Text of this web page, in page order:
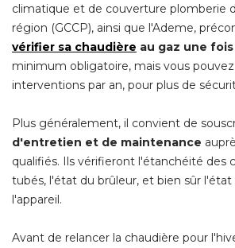
climatique et de couverture plomberie
région (GCCP), ainsi que l'Ademe,
vérifier sa chaudière au gaz une
minimum obligatoire, mais vous
interventions par an, pour plus de
Plus généralement, il convient de
d'entretien et de maintenance
qualifiés. Ils vérifieront l'étanchéité des
tubés, l'état du brûleur, et bien sûr l'état
l'appareil.
Avant de relancer la chaudière pour